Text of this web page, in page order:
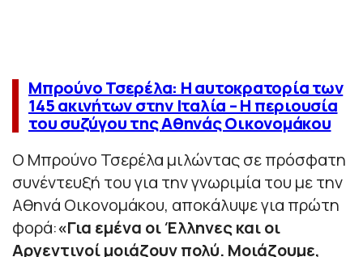
Μπρούνο Τσερέλα: Η αυτοκρατορία των
145 ακινήτων στην Ιταλία – Η περιουσία
του συζύγου της Αθηνάς Οικονομάκου
O Μπρούνο Τσερέλα μιλώντας σε πρόσφατη
συνέντευξή του για την γνωριμία του με την
Αθηνά Οικονομάκου, αποκάλυψε για πρώτη
φορά:«Για εμένα οι Έλληνες και οι
Αργεντινοί μοιάζουν πολύ. Μοιάζουμε,